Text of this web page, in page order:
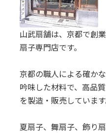
山武扇舗は、京都で創
扇子専門店です。
京都の職人による確かな
吟味した材料で、高品
を製造・販売しています
夏扇子、舞扇子、飾り扇